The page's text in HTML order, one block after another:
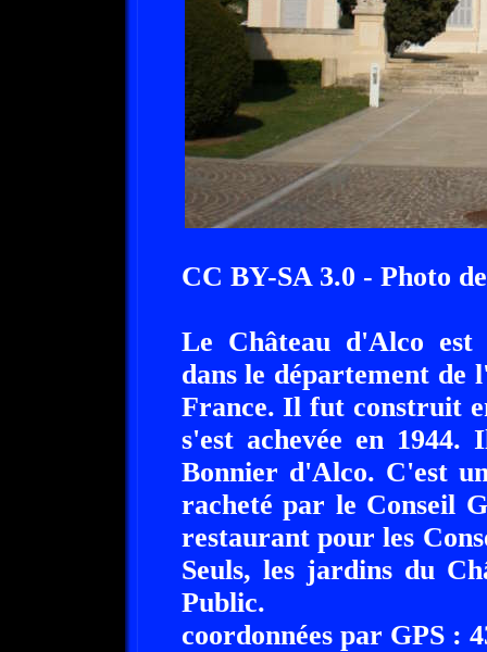
CC BY-SA 3.0 - Photo
Le Château d'Alco
dans le département de
France. Il fut construit
s'est achevée en
Bonnier d'Alco. C'est
racheté par le Conseil
restaurant pour les
Seuls, les jardins du
Public.
coordonnées par GPS :